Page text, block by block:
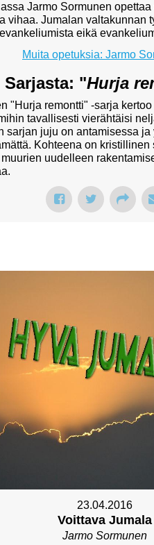
Jarmo Sormunen
vihaa. Jumalan
eikä
Muita opetuksia: Jarmo
Sarjasta: "Hurja
"Hurja remontti" -sarja
tavallisesti vierähtäisi
juju on antamisessa
Kohteena on
uudelleen
23.04.2016
Voittava Jumala
Jarmo Sormunen